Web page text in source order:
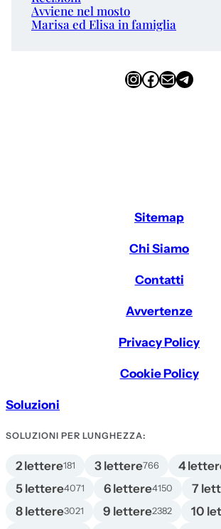
Avviene nel mosto
Marisa ed Elisa in famiglia
InstagramFacebook Email Telegram
Sitemap
Chi Siamo
Contatti
Avvertenze
Privacy Policy
Cookie Policy
Soluzioni
SOLUZIONI PER LUNGHEZZA:
2 lettere181 3 lettere766 4
5 lettere4071 6 lettere4150 7
8 lettere3021 9 lettere2382 10